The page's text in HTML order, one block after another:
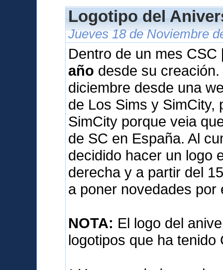
Logotipo del
Jueves 18 de Noviembre
Dentro de un mes
año desde su
diciembre desde una
de Los Sims y SimCity,
SimCity porque veia
de SC en España. Al
decidido hacer un logo
derecha y a partir del
a poner novedades
NOTA: El logo del
logotipos que ha tenido